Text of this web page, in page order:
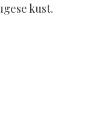
kust.